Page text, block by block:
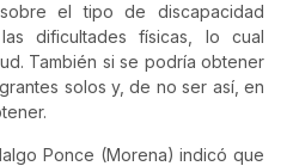
el tipo de discapacidad
dificultades físicas, lo cual
También si se podría obtener
solos y, de no ser así, en
Ponce (Morena) indicó que